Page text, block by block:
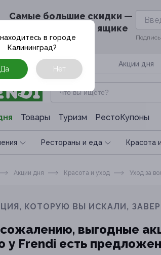
Cамые большие скидки —
в твоём почтовом ящике
Акции дня
Товары Туризм РестоКупоны
Рестораны и еда Красота
в городе
Калининград?
Да Нет
Акции дня Красота и уход Уход за
КОТОРУЮ ВЫ ИСКАЛИ,
выгодные
у Frendi есть